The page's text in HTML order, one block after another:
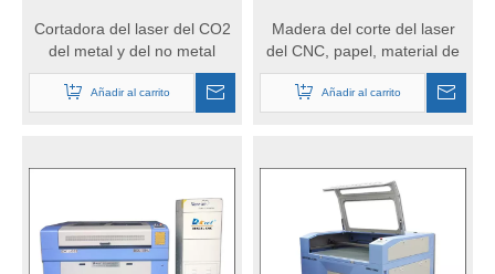
Cortadora del laser del CO2
del metal y del no metal
Añadir al carrito
Madera del corte del laser
del CNC, papel, material de
acrílico del no metal del etc
Añadir al carrito